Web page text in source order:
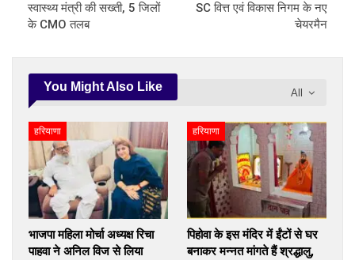
स्वास्थ्य मंत्री की सख्ती, 5 जिलों
के CMO तलब
SC वित्त एवं विकास निगम के नए
चेयरमैन
All
You Might Also Like
हरियाणा
भाजपा महिला मोर्चा अध्यक्ष रिचा
पाहवा ने अनिल विज से लिया
हरियाणा
पिहोवा के इस मंदिर में ईंटों से घर
बनाकर मन्नत मांगते हैं श्रद्धालु,